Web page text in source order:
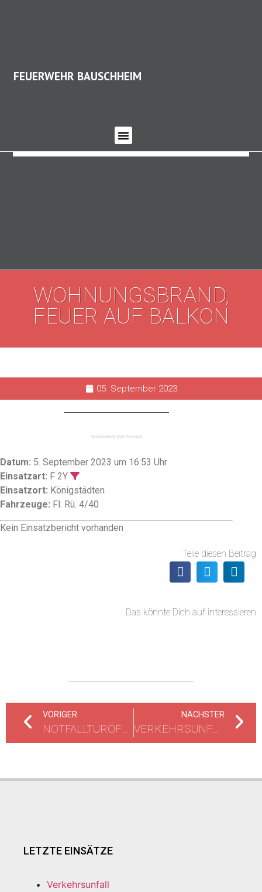
FEUERWEHR BAUSCHHEIM
WOHNUNGSBRAND,
FEUER AUF BALKON
05. September 2023
WOHNUNGSBRAND, FEUER AUF BALKON
Datum: 5. September 2023 um 16:53 Uhr
Einsatzart: F 2Y
Einsatzort: Königstädten
Fahrzeuge: Fl. Rü. 4/40
Kein Einsatzbericht vorhanden
Teile diesen Beitrag
Das könnte Dich auf interessieren
VORIGER
NOTFALLTÜRÖFFNUNG
NÄCHSTER
VERKEHRSUNFALL MIT 3 PKW
LETZTE EINSÄTZE
Verkehrsunfall